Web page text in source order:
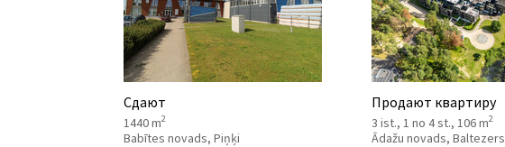
Сдают
1440 m2
Babītes novads, Piņķi
Продают квартиру
3 ist., 1 no 4 st., 106 m2
Ādažu novads, Baltezers